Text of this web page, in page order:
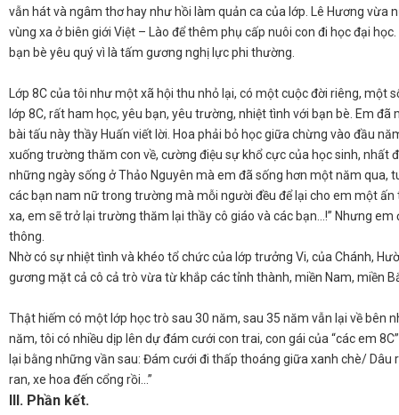
vẫn hát và ngâm thơ hay như hồi làm quản ca của lớp. Lê Hương vừa
vùng xa ở biên giới Việt – Lào để thêm phụ cấp nuôi con đi học đại
bạn bè yêu quý vì là tấm gương nghị lực phi thường.
​Lớp 8C của tôi như một xã hội thu nhỏ lại, có một cuộc đời riêng, một
lớp 8C, rất ham học, yêu bạn, yêu trường, nhiệt tình với bạn bè. Em
bài tấu này thầy Huấn viết lời. Hoa phải bỏ học giữa chừng vào đầu
xuống trường thăm con về, cường điệu sự khổ cực của học sinh, nhất
những ngày sống ở Thảo Nguyên mà em đã sống hơn một năm qua,
các bạn nam nữ trong trường mà mỗi người đều để lại cho em một
xa, em sẽ trở lại trường thăm lại thầy cô giáo và các bạn…!” Nhưng
thông.
​Nhờ có sự nhiệt tình và khéo tổ chức của lớp trưởng Vi, của Chánh,
gương mặt cả cô cả trò vừa từ khắp các tỉnh thành, miền Nam, miền
​Thật hiếm có một lớp học trò sau 30 năm, sau 35 năm vẫn lại về bên
năm, tôi có nhiều dịp lên dự đám cưới con trai, con gái của “các em
lại bằng những vần sau: Đám cưới đi thấp thoáng giữa xanh chè/
ran, xe hoa đến cổng rồi…”
III. Phần kết.